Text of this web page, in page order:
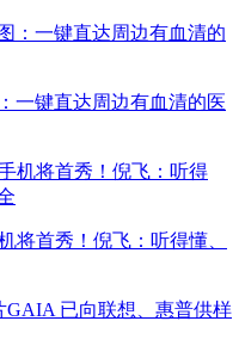
一键直达周边有血清的医
将首秀！倪飞：听得懂、